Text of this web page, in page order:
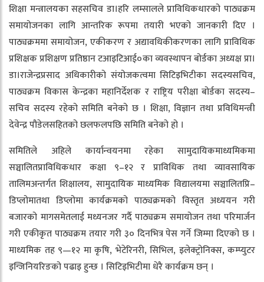
शिक्षा मन्त्रालयका सहसचिव डा।हरि लम्सालले प्राविधिकधारको पाठ्यक्रम
समायोजनका लागि आन्तरिक रूपमा तयारी भएको जानकारी दिए ।
पाठ्यक्रममा समायोजन, एकीकरण र अद्यावधिकीकरणका लागि प्राविधिक
प्रशिक्षक प्रशिक्षण प्रतिष्ठान टआइटिआई०का व्यवस्थापन बोर्डका अध्यक्ष प्रा।
डा।राजेन्द्रप्रसाद अधिकारीको संयोजकत्वमा सिटिइभिटीका सदस्यसचिव,
पाठ्यक्रम विकास केन्द्रका महानिर्देशक र राष्ट्रिय परीक्षा बोर्डका सदस्य–
सचिव सदस्य रहेको समिति बनेको छ । शिक्षा, विज्ञान तथा प्रविधिमन्त्री
देवेन्द्र पौडेलसहितको छलफलपछि समिति बनेको हो ।
समितिले अहिले कार्यान्वयनमा रहेका सामुदायिकमाध्यमिकमा
सञ्चालितप्राविधिकधार कक्षा ९–१२ र प्राविधिक तथा व्यावसायिक
तालिमअन्तर्गत शिक्षालय, सामुदायिक माध्यमिक विद्यालयमा सञ्चालितप्रि–
डिप्लोमातथा डिप्लोमा कार्यक्रमको पाठ्यक्रमको विस्तृत अध्ययन गरी
बजारको मागसमेतलाई मध्यनजर गर्दै पाठ्यक्रम समायोजन तथा परिमार्जन
गरी एकीकृत पाठ्यक्रम तयार गरी ३० दिनभित्र पेस गर्ने जिम्मा दिएको छ ।
माध्यमिक तह ९—१२ मा कृषि, भेटेरिनरी, सिभिल, इलेक्ट्रोनिक्स, कम्प्युटर
इन्जिनियरिङको पढाइ हुन्छ । सिटिइभिटीमा धेरै कार्यक्रम छन् ।